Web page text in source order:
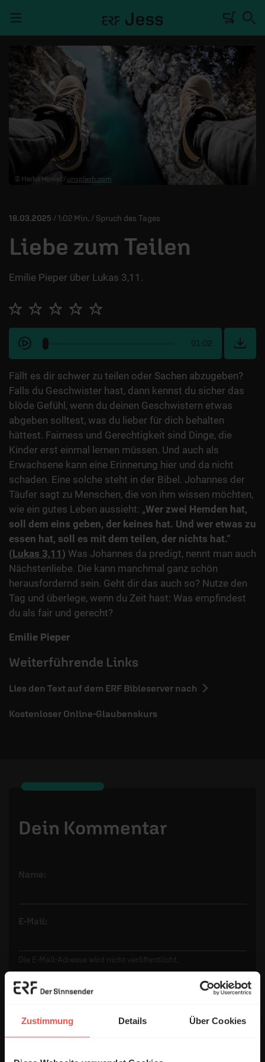
Zustimmung Details Über Cookies
TALKWERK
REPORTAGE
RADIO
DEINE APP
MITMACHEN
ÜBER UNS
© Marko Horvat / unsplash.com
18.03.2025 / 1:02 Min. / Spruch des Tages
Liebe zum Teilen
Emilie Pieper über Lukas 3,11.
01:02
Fällt es dir schwer zu teilen oder Sachen abzugeben?
Falls du Geschwister hast, dann kennst du sicher das
blöde Gefühl, wenn du deinen Geschwistern etwas
abgeben solltest, was du lieber für dich behalten
hättest. Fairness und Gerechtigkeit sind Dinge, die
Kinder erst einmal lernen müssen. Und auch als
Erwachsene kann eine Erinnerung hier und da nicht
schaden. Eine solche steht in der Bibel. Johannes der
Täufer sagt zu Menschen, die von ihm wissen möchten,
wie ein gutes Leben aussieht: „Wer zwei Hemden hat,
soll dem eins geben, der keines hat. Und wer etwas zu
essen hat, soll es mit dem teilen, der nichts hat.“
(Lukas 3,11 ) Was Johannes da predigt, nennt man auch
Nächstenliebe. Die kann manchmal ganz schön
herausfordernd sein. Geht dir das auch so? Nutze den
Tag und überlege, wenn du Zeit hast: Was empfindest
du als fair und gerecht?
Emilie Pieper
Weiterführende Links
Lies den Text auf dem ERF Bibleserver nach
Kostenloser Online-Glaubenskurs
Dein Kommentar
Name:
E-Mail:
Die E-Mail-Adresse wird nicht veröffentlicht.
Kommentar: